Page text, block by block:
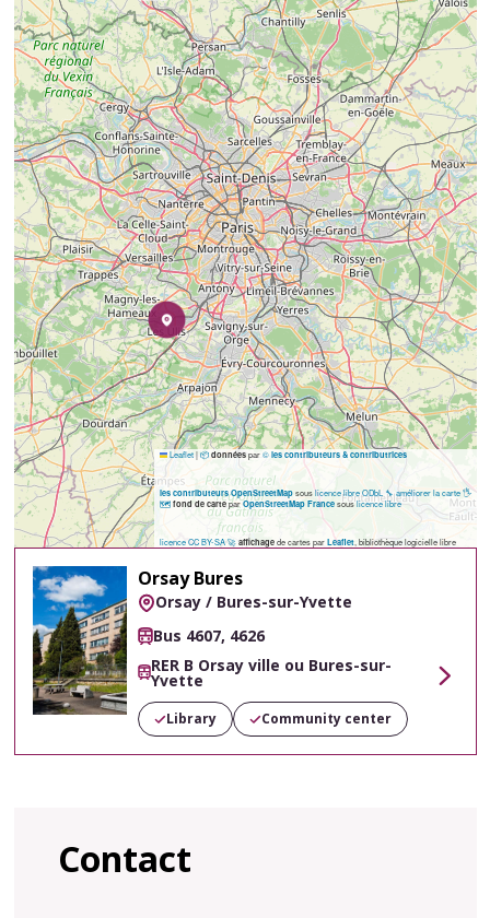
Leaflet|📦 données par© les contributeurs & contributrices
les contributeurs OpenStreetMapsouslicence libre ODbL 🔧 améliorer la carte 🖐️
🗺️ fond de carteparOpenStreetMap Francesouslicence libre
licence CC BY-SA 🚀 affichagede cartes par Leaflet, bibliothèque logicielle libre
Orsay Bures
Orsay / Bures-sur-Yvette
Bus 4607, 4626
RER B Orsay ville ou Bures-sur-
Yvette Voir
Library Community center
Contact